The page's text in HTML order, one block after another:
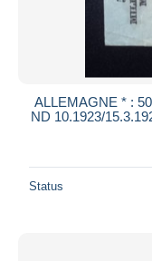
ALLEMAGNE * :
ND 10.1923/
Status